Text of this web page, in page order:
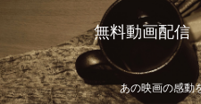
無料動画配
あの映画の感動